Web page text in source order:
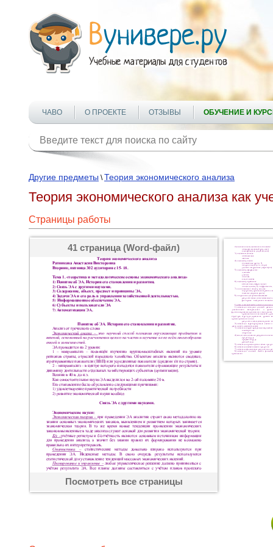
ЧАВО О ПРОЕКТЕ ОТЗЫВЫ ОБУЧЕНИЕ И
Другие предметы \Теория экономического анализа
Теория экономического анализа как
Страницы работы
41 страница (Word-файл)
Посмотреть все страницы